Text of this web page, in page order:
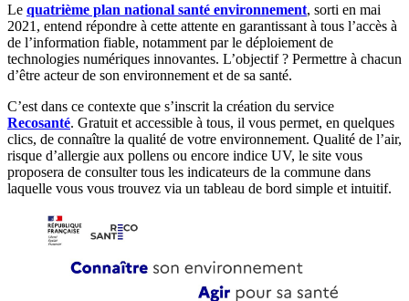
Le quatrième plan national santé environnement, sorti en mai
2021, entend répondre à cette attente en garantissant à tous l’accès à
de l’information fiable, notamment par le déploiement de
technologies numériques innovantes. L’objectif ? Permettre à chacun
d’être acteur de son environnement et de sa santé.
C’est dans ce contexte que s’inscrit la création du service
Recosanté. Gratuit et accessible à tous, il vous permet, en quelques
clics, de connaître la qualité de votre environnement. Qualité de l’air,
risque d’allergie aux pollens ou encore indice UV, le site vous
proposera de consulter tous les indicateurs de la commune dans
laquelle vous vous trouvez via un tableau de bord simple et intuitif.